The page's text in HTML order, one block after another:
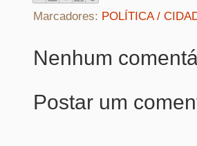
Marcadores: POLÍTICA /
Nenhum
Postar um